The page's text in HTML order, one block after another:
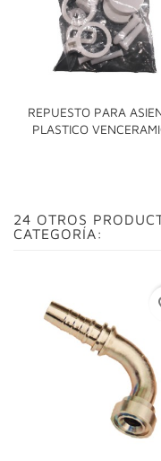
REPUESTO PARA
PLASTICO
24 OTROS
CATEGORÍA: